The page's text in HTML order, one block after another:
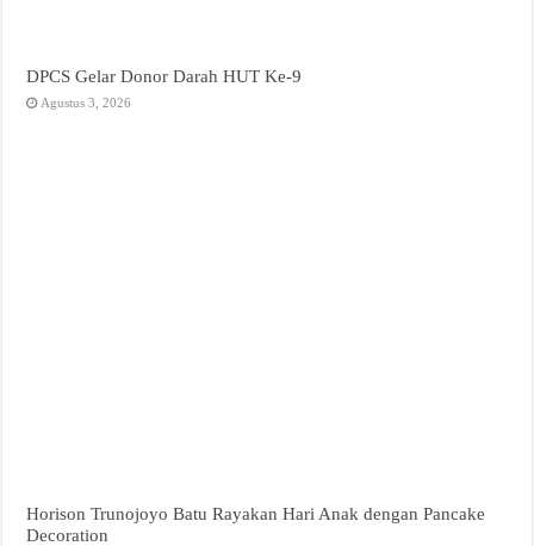
DPCS Gelar Donor Darah HUT Ke-9
Agustus 3, 2026
Horison Trunojoyo Batu Rayakan Hari Anak dengan Pancake
Decoration